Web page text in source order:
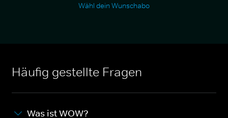
Wähl dein Wunschabo
Häufig gestellte Fragen
Was ist WOW?